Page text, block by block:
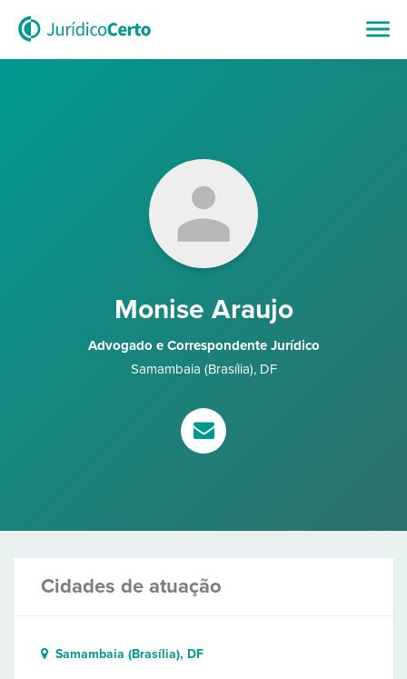
Monise Araujo
Advogado e Correspondente Jurídico
Samambaia (Brasília), DF
Cidades de atuação
Samambaia (Brasília), DF